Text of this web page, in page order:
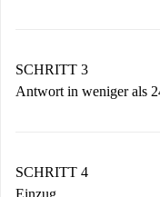
Denk daran, dass
Vermieter
SCHRITT 3
Antwort in weniger als
stellen den Kontakt
Wenn der
SCHRITT 4